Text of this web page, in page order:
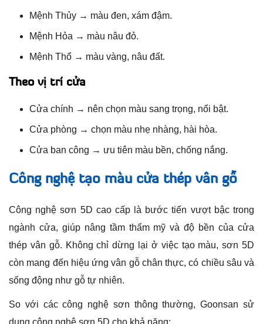
Mệnh Thủy → màu đen, xám đậm.
Mệnh Hỏa → màu nâu đỏ.
Mệnh Thổ → màu vàng, nâu đất.
Theo vị trí cửa
Cửa chính → nên chọn màu sang trọng, nổi bật.
Cửa phòng → chọn màu nhẹ nhàng, hài hòa.
Cửa ban công → ưu tiên màu bền, chống nắng.
Công nghệ tạo màu cửa thép vân gỗ
Công nghệ sơn 5D cao cấp là bước tiến vượt bậc trong
ngành cửa, giúp nâng tầm thẩm mỹ và độ bền của cửa
thép vân gỗ. Không chỉ dừng lại ở việc tạo màu, sơn 5D
còn mang đến hiệu ứng vân gỗ chân thực, có chiều sâu và
sống động như gỗ tự nhiên.
So với các công nghệ sơn thông thường, Goonsan sử